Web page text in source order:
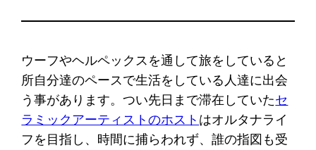
ウーフやヘルペックスを通して旅をしていると
所自分達のペースで生活をしている人達に出会
う事があります。つい先日まで滞在していたセ
ラミックアーティストのホスト はオルタナライ
フを目指し、時間に捕らわれず、誰の指図も受